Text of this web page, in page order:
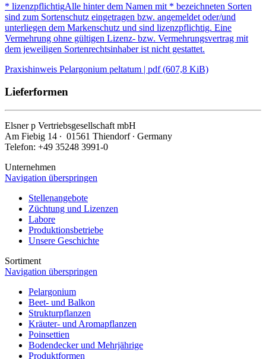
* lizenzpflichtigAlle hinter dem Namen mit * bezeichneten Sorten
sind zum Sortenschutz eingetragen bzw. angemeldet oder/und
unterliegen dem Markenschutz und sind lizenzpflichtig. Eine
Vermehrung ohne gültigen Lizenz- bzw. Vermehrungsvertrag mit
dem jeweiligen Sortenrechtsinhaber ist nicht gestattet.
Praxishinweis Pelargonium peltatum | pdf (607,8 KiB)
Lieferformen
Elsnerp Vertriebsgesellschaft mbH
Am Fiebig 14 ∙ 01561 Thiendorf ∙ Germany
Telefon: +49 35248 3991-0
Unternehmen
Navigation überspringen
Stellenangebote
Züchtung und Lizenzen
Labore
Produktionsbetriebe
Unsere Geschichte
Sortiment
Navigation überspringen
Pelargonium
Beet- und Balkon
Strukturpflanzen
Kräuter- und Aromapflanzen
Poinsettien
Bodendecker und Mehrjährige
Produktformen